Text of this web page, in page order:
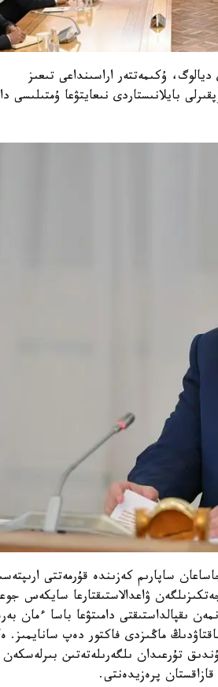
ۇكىمەتتەر اراسىنداعى تىعىز
بايلانىستاردى نىعايتۋعا ۇمتىلىسى
ساپارىم كەزىندە قۇرمەتتى
ۋاعدالاستىقتارعا سايكەس
ىقپالداستىقتى دامىتۋعا باسا ءمان
ماڭىزدى فاكتور دەپ
تۇرعىدان ىلگەرىلەتەتىن بىرلەسكەن
پرەزيدەنتى.